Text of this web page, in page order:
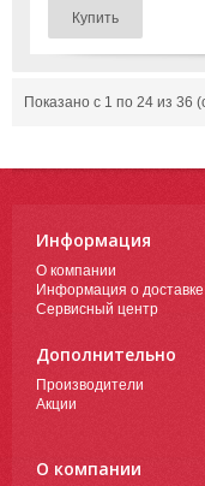
Показано с 1 по 24 из 36
Информация
О компании
Информация о доставке
Сервисный центр
Дополнительно
Производители
Акции
О компании